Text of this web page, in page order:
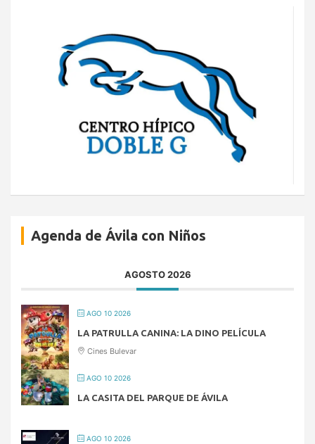
Agenda de Ávila con Niños
AGOSTO 2026
AGO 10 2026
LA PATRULLA CANINA: LA DINO PELÍCULA
Cines Bulevar
AGO 10 2026
LA CASITA DEL PARQUE DE ÁVILA
AGO 10 2026